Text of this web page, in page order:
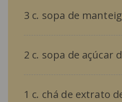
3 c. sopa de
2 c. sopa de açúcar
1 c. chá de extrato